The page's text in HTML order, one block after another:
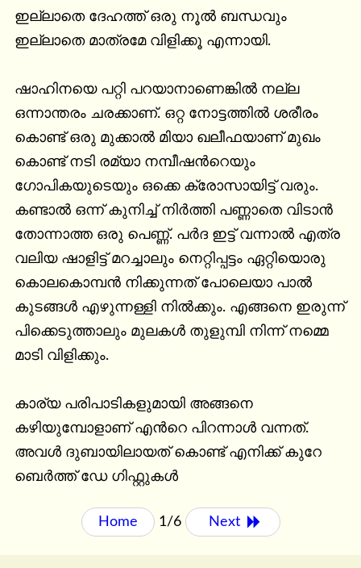
ഇല്ലാതെ ദേഹത്ത് ഒരു നൂല്‍ ബന്ധവും
ഇല്ലാതെ മാത്രമേ വിളിക്കൂ എന്നായി.
ഷാഹിനയെ പറ്റി പറയാനാണെങ്കില്‍ നല്ല
ഒന്നാന്തരം ചരക്കാണ്. ഒറ്റ നോട്ടത്തില്‍ ശരീരം
കൊണ്ട് ഒരു മുക്കാല്‍ മിയാ ഖലീഫയാണ് മുഖം
കൊണ്ട് നടി രമ്യാ നമ്പീഷന്‍റെയും
ഗോപികയുടെയും ഒക്കെ ക്രോസായിട്ട് വരും.
കണ്ടാല്‍ ഒന്ന് കുനിച്ച് നിര്‍ത്തി പണ്ണാതെ വിടാന്‍
തോന്നാത്ത ഒരു പെണ്ണ്. പര്‍ദ ഇട്ട് വന്നാല്‍ എത്ര
വലിയ ഷാളിട്ട് മറച്ചാലും നെറ്റിപ്പട്ടം ഏറ്റിയൊരു
കൊലകൊമ്പന്‍ നിക്കുന്നത് പോലെയാ പാല്‍
കുടങ്ങള്‍ എഴുന്നള്ളി നില്‍ക്കും. എങ്ങനെ ഇരുന്ന്
പിക്കെടുത്താലും മുലകള്‍ തുളുമ്പി നിന്ന് നമ്മെ
മാടി വിളിക്കും.
കാര്യ പരിപാടികളുമായി അങ്ങനെ
കഴിയുമ്പോളാണ് എന്‍റെ പിറന്നാള്‍ വന്നത്.
അവള്‍ ദുബായിലായത് കൊണ്ട് എനിക്ക് കുറേ
ബെര്‍ത്ത് ഡേ ഗിഫ്റ്റുകള്‍
Home 1/6 Next